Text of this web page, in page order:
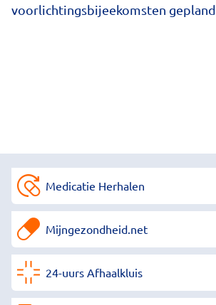
voorlichtingsbijeekomsten gepland.
Medicatie Herhalen
Mijngezondheid.net
24-uurs Afhaalkluis